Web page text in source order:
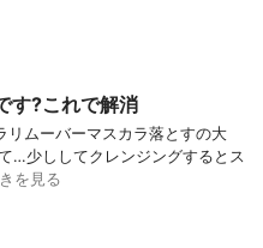
す?これで解消
リムーバーマスカラ落とすの大
…少ししてクレンジングするとス
を見る